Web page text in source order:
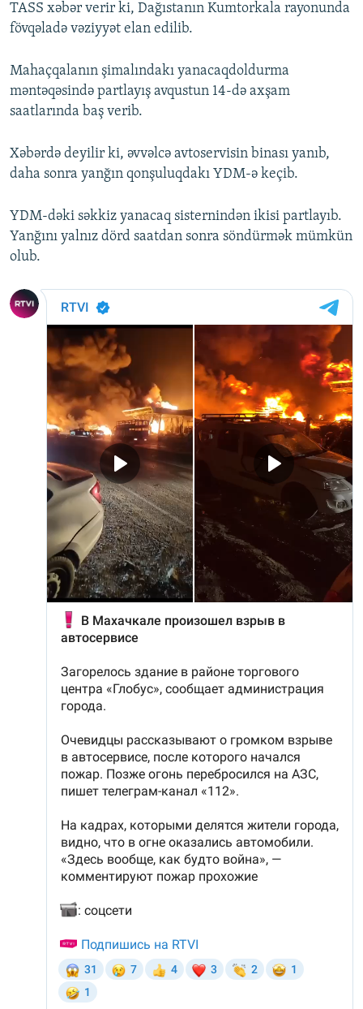
TASS xəbər verir ki, Dağıstanın Kumtorkala rayonunda
fövqəladə vəziyyət elan edilib.
Mahaçqalanın şimalındakı yanacaqdoldurma
məntəqəsində partlayış avqustun 14-də axşam
saatlarında baş verib.
Xəbərdə deyilir ki, əvvəlcə avtoservisin binası yanıb,
daha sonra yanğın qonşuluqdakı YDM-ə keçib.
YDM-dəki səkkiz yanacaq sisternindən ikisi partlayıb.
Yanğını yalnız dörd saatdan sonra söndürmək mümkün
olub.